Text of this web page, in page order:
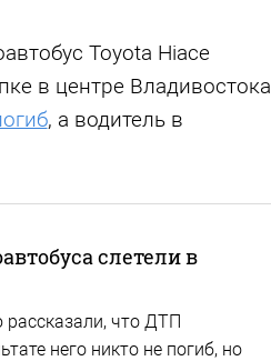
Toyota Hiace
в центре Владивостока
, а водитель в
слетели в
что ДТП
него никто не погиб, но